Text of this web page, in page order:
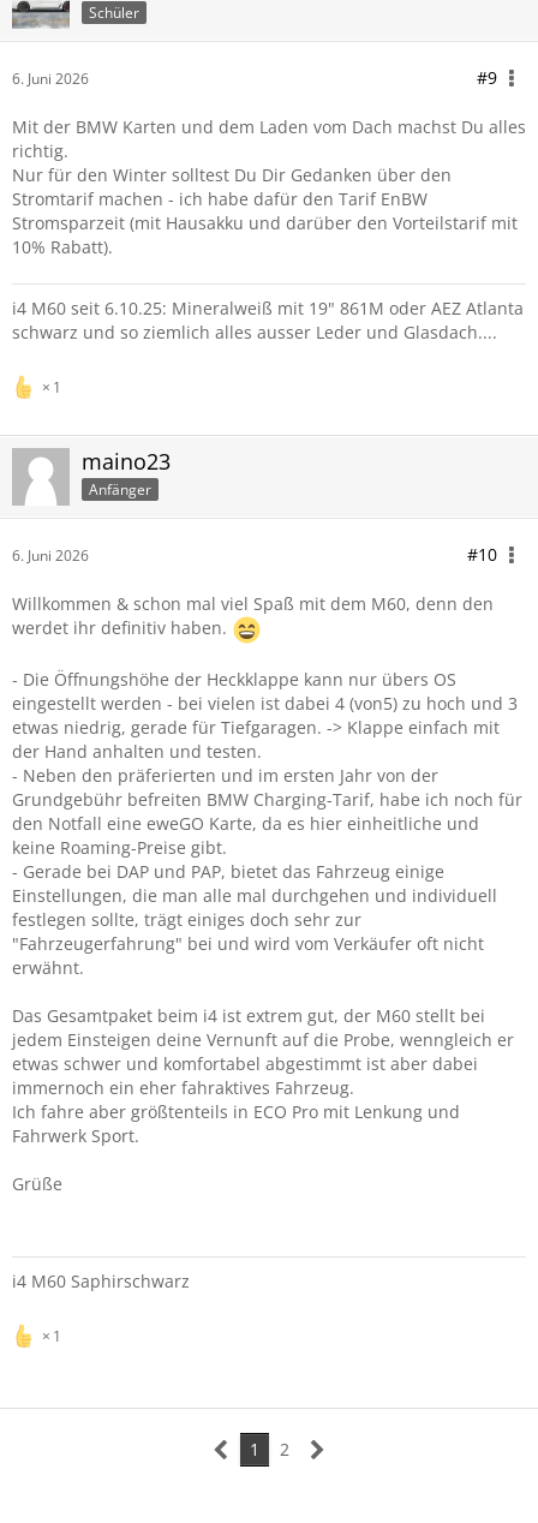
Schüler
6. Juni 2026 #9
Mit der BMW Karten und dem Laden vom Dach machst Du alles
richtig.
Nur für den Winter solltest Du Dir Gedanken über den
Stromtarif machen - ich habe dafür den Tarif EnBW
Stromsparzeit (mit Hausakku und darüber den Vorteilstarif mit
10% Rabatt).
i4 M60 seit 6.10.25: Mineralweiß mit 19" 861M oder AEZ Atlanta
schwarz und so ziemlich alles ausser Leder und Glasdach....
1
maino23
Anfänger
6. Juni 2026 #10
Willkommen & schon mal viel Spaß mit dem M60, denn den
werdet ihr definitiv haben.
- Die Öffnungshöhe der Heckklappe kann nur übers OS
eingestellt werden - bei vielen ist dabei 4 (von5) zu hoch und 3
etwas niedrig, gerade für Tiefgaragen. -> Klappe einfach mit
der Hand anhalten und testen.
- Neben den präferierten und im ersten Jahr von der
Grundgebühr befreiten BMW Charging-Tarif, habe ich noch für
den Notfall eine eweGO Karte, da es hier einheitliche und
keine Roaming-Preise gibt.
- Gerade bei DAP und PAP, bietet das Fahrzeug einige
Einstellungen, die man alle mal durchgehen und individuell
festlegen sollte, trägt einiges doch sehr zur
"Fahrzeugerfahrung" bei und wird vom Verkäufer oft nicht
erwähnt.
Das Gesamtpaket beim i4 ist extrem gut, der M60 stellt bei
jedem Einsteigen deine Vernunft auf die Probe, wenngleich er
etwas schwer und komfortabel abgestimmt ist aber dabei
immernoch ein eher fahraktives Fahrzeug.
Ich fahre aber größtenteils in ECO Pro mit Lenkung und
Fahrwerk Sport.
Grüße
i4 M60 Saphirschwarz
1
1 2